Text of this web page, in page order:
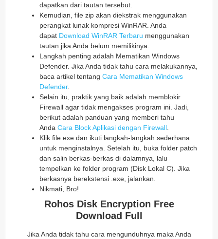
dapatkan dari tautan tersebut.
Kemudian, file zip akan diekstrak menggunakan
perangkat lunak kompresi WinRAR. Anda
dapat Download WinRAR Terbaru menggunakan
tautan jika Anda belum memilikinya.
Langkah penting adalah Mematikan Windows
Defender. Jika Anda tidak tahu cara melakukannya,
baca artikel tentang Cara Mematikan Windows
Defender.
Selain itu, praktik yang baik adalah memblokir
Firewall agar tidak mengakses program ini. Jadi,
berikut adalah panduan yang memberi tahu
Anda Cara Block Aplikasi dengan Firewall.
Klik file exe dan ikuti langkah-langkah sederhana
untuk menginstalnya. Setelah itu, buka folder patch
dan salin berkas-berkas di dalamnya, lalu
tempelkan ke folder program (Disk Lokal C). Jika
berkasnya berekstensi .exe, jalankan.
Nikmati, Bro!
Rohos Disk Encryption Free
Download Full
Jika Anda tidak tahu cara mengunduhnya maka Anda